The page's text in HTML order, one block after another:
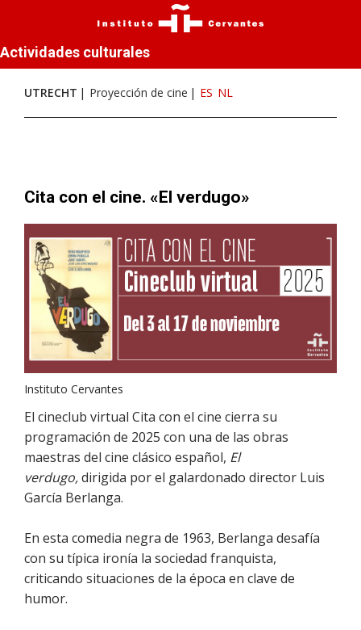
Actividades culturales
UTRECHT Proyección de cine ES NL
Cita con el cine. «El verdugo»
Instituto Cervantes
El cineclub virtual Cita con el cine cierra su
programación de 2025 con una de las obras
maestras del cine clásico español, El
verdugo,dirigida por el galardonado director Luis
García Berlanga.
En esta comedia negra de 1963, Berlanga desafía
con su típica ironía la sociedad franquista,
criticando situaciones de la época en clave de
humor.